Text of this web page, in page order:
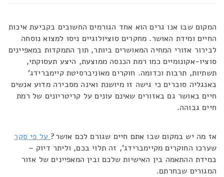
המקום שבו אנו גרים הוא אחד הגורמים החשובים בקביעת איכות
החיים ומידת האושר. מחקרים סוציולוגיים ניסו למצוא נוסחה
לבירור אזורי המחיה המאושרים ביותר, תוך התמקדות במאפיינים
סוציו-אקונומיים כמו רמת הכנסה ממוצעת, היצע תעסוקתי,
תשתיות, תרבות וכדומה. חוקרים מאוניברסיטת קיימברידג'
באנגליה סוברים כי גישה זו מיושנת ואינה מסבירה מדוע אנשים
חיים באושר גם באזורים שאינם עונים על קריטריונים של רמת
חיים גבוהה.
אז מה יש במקום שבו אתם חיים שגורם לכם אושר? על פי סקר
שערכו החוקרים מקיימברידג', זה תלוי בכם, וליתר דיוק –
במידת ההתאמה בין האישיות שלכם ובין המאפיינים של אזור
המגורים שבחרתם.